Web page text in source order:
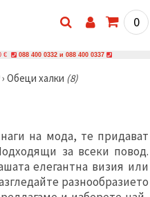
0
€ 088 400 0332 и 088 400 0337
› Обеци халки (8)
на мода, те придават
за всеки повод.
елегантна визия или
разнообразието